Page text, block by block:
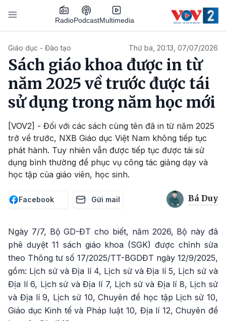
Nhảy đến nội dung
RadioPodcastMultimedia
Giáo dục - Đào tạo Thứ ba, 20:13, 07/07/2026
Sách giáo khoa được in từ
năm 2025 về trước được tái
sử dụng trong năm học mới
[VOV2] - Đối với các sách cùng tên đã in từ năm 2025
trở về trước, NXB Giáo dục Việt Nam không tiếp tục
phát hành. Tuy nhiên vẫn được tiếp tục được tái sử
dụng bình thường để phục vụ công tác giảng dạy và
học tập của giáo viên, học sinh.
Facebook Gửi mail Bá Duy
Ngày 7/7, Bộ GD-ĐT cho biết, năm 2026, Bộ này đã
phê duyệt 11 sách giáo khoa (SGK) được chỉnh sửa
theo Thông tư số 17/2025/TT-BGDĐT ngày 12/9/2025,
gồm: Lịch sử và Địa lí 4, Lịch sử và Địa lí 5, Lịch sử và
Địa lí 6, Lịch sử và Địa lí 7, Lịch sử và Địa lí 8, Lịch sử
và Địa lí 9, Lịch sử 10, Chuyên đề học tập Lịch sử 10,
Giáo dục Kinh tế và Pháp luật 10, Địa lí 12, Chuyên đề